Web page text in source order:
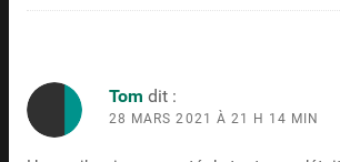
Tom dit :
28 MARS 2021 À 21 H 14 MIN